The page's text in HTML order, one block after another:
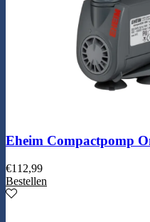
Eheim Compactpomp
€112,99
Bestellen